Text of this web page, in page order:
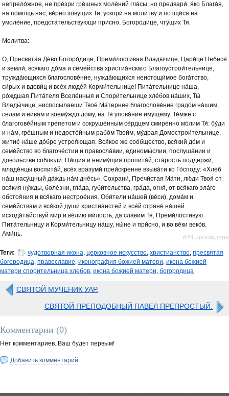
непрело́жное, не пре́зри гре́шных моле́ний гла́сы, но предвари́, я́ко Блага́я,
на по́мощь нас, ве́рно зову́щих Ти; ускори́ на моли́тву и потщи́ся на
умоле́ние, предста́тельствующи при́сно, Богоро́дице, чту́щих Тя.
Молитва:
О, Пресвята́я Де́во Богоро́дице, Преми́лостивая Влады́чице, Цари́це Небесе́
и земли́, вся́каго до́ма и семе́йства христиа́нскаго Благоустрои́тельнице,
тружда́ющихся благослове́ние, нужда́ющихся неистощи́мое бога́тство,
си́рых и вдови́ц и все́х люде́й Корми́тельнице! Пита́тельнице на́ша,
ро́ждшая Пита́теля Вселе́нныя и Спори́тельнице хле́бов на́ших, Ты́
Влады́чице, ниспосылаеши Твое́ Ма́тернее благослове́ние градо́м на́шим,
села́м и ни́вам и коему́ждо до́му, на Тя́ упова́ние иму́щему. Те́мже с
благогове́йным тре́петом и сокруше́нным се́рдцем смире́нно мо́лим Тя́: бу́ди
и на́м, гре́шным и недосто́йным рабо́м Твои́м, му́драя Домострои́тельнице,
житие́ на́ше до́бре устроя́ющая. Вся́кое же соо́бщество, вся́кий до́м и
семе́йство во благоче́стии и правосла́вии, единомы́слии, послуша́нии и
дово́льстве соблюди́. Ни́щия и неиму́щия пропита́й, ста́рость поддержи́,
младе́нцы воспита́й, все́х вразуми́ преи́скренне взыва́ти ко Го́споду: «Хле́б
на́ш насу́щный да́ждь на́м дне́сь». Сохрани́, Пречи́стая Ма́ти, лю́ди Твоя́ от
вся́кия ну́жды, боле́зни, гла́да, губи́тельства, гра́да, огня́, от вся́каго зла́го
обстоя́ния и вся́каго нестрое́ния. Оби́тели на́шей (ве́си), дома́м и
семе́йствам и вся́кой души́ христиа́нстей и все́й стране́ на́шей
исхода́тайствуй ми́р и ве́лию ми́лость, да сла́вим Тя́, Преми́лостивую
Пита́тельницу и Корми́тельницу на́шу, ны́не и при́сно, и во ве́ки веко́в.
Ами́нь.
644 просмотра
Теги: чудотворная икона, церковное искусство, христианство, пресвятая
богородица, православие, иконография божией матери, икона божией
матери спорительница хлебов, икона божией матери, богородица
СВЯТОЙ МУЧЕНИК УАР.
СВЯТОЙ ПРЕПОДОБНЫЙ ПАВЕЛ ПРЕПРОСТЫЙ.
Комментарии (0)
Нет комментариев. Ваш будет первым!
Добавить комментарий